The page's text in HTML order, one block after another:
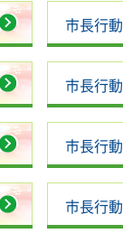
市長行
市長行
市長行
市長行